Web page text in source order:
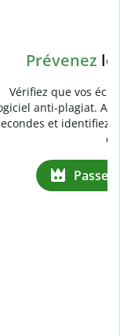
grâce au
en quelques
dans plus